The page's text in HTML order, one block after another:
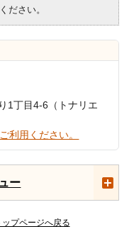
ださい。
1丁目4-6（トナリエ
利用ください。
ー
ップページへ戻る